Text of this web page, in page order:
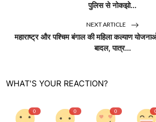
पुलिस से नोकझो...
NEXT ARTICLE
महाराष्ट्र और पश्चिम बंगाल की महिला कल्याण
बादल, पात्र...
WHAT'S YOUR REACTION?
0 0 0